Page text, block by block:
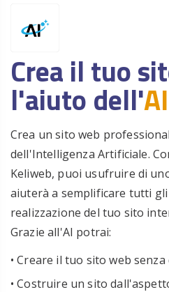
Crea il tuo
l'aiuto dell'AI
Crea un sito web
dell'Intelligenza Artificiale.
Keliweb, puoi usufruire di
aiuterà a semplificare tutti
realizzazione del tuo sito
Grazie all'AI potrai:
• Creare il tuo sito web
• Costruire un sito